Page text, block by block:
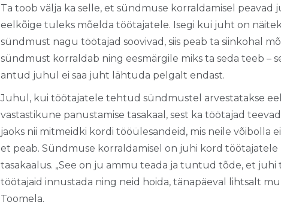
Ta toob välja ka selle, et sündmuse korraldamisel peavad
eelkõige tuleks mõelda töötajatele. Isegi kui juht on
sündmust nagu töötajad soovivad, siis peab ta siinkohal
sündmust korraldab ning eesmärgile miks ta seda teeb –
antud juhul ei saa juht lähtuda pelgalt endast.
Juhul, kui töötajatele tehtud sündmustel arvestatakse
vastastikune panustamise tasakaal, sest ka töötajad
jaoks nii mitmeidki kordi tööülesandeid, mis neile võibolla
et peab. Sündmuse korraldamisel on juhi kord töötajatele
tasakaalus. „See on ju ammu teada ja tuntud tõde, et
töötajaid innustada ning neid hoida, tänapäeval lihtsalt
Toomela.